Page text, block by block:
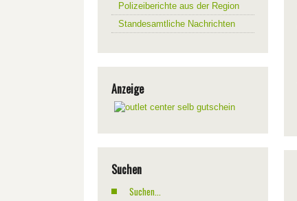
Polizeiberichte aus der Region
Standesamtliche Nachrichten
Anzeige
Suchen